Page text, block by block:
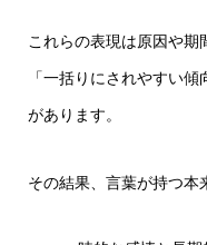
これらの表現は原因や期
「一括りにされやすい傾
があります。
その結果、言葉が持つ本